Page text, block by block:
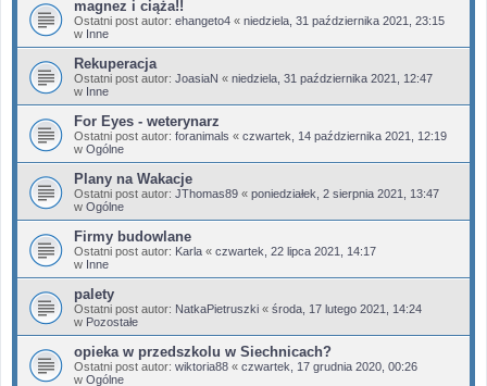
magnez i ciąża!!
Ostatni post autor: ehangeto4 « niedziela, 31 października 2021, 23:15
w Inne
Rekuperacja
Ostatni post autor: JoasiaN « niedziela, 31 października 2021, 12:47
w Inne
For Eyes - weterynarz
Ostatni post autor: foranimals « czwartek, 14 października 2021, 12:19
w Ogólne
Plany na Wakacje
Ostatni post autor: JThomas89 « poniedziałek, 2 sierpnia 2021, 13:47
w Ogólne
Firmy budowlane
Ostatni post autor: Karla « czwartek, 22 lipca 2021, 14:17
w Inne
palety
Ostatni post autor: NatkaPietruszki « środa, 17 lutego 2021, 14:24
w Pozostałe
opieka w przedszkolu w Siechnicach?
Ostatni post autor: wiktoria88 « czwartek, 17 grudnia 2020, 00:26
w Ogólne